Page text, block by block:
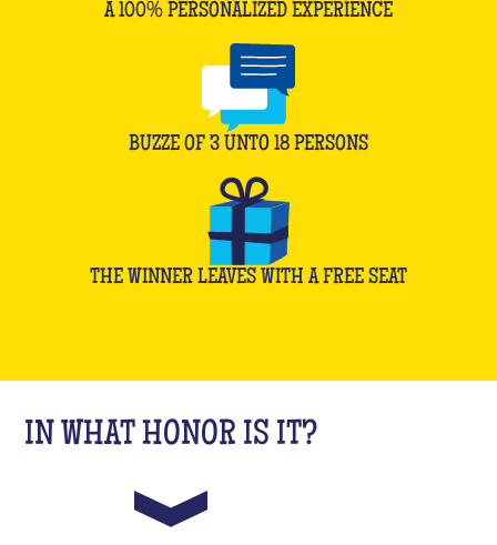
A 100% PERSONALIZED EXPERIENCE
BUZZE OF 3 UNTO 18 PERSONS
THE WINNER LEAVES WITH A FREE SEAT
IN WHAT HONOR IS IT?